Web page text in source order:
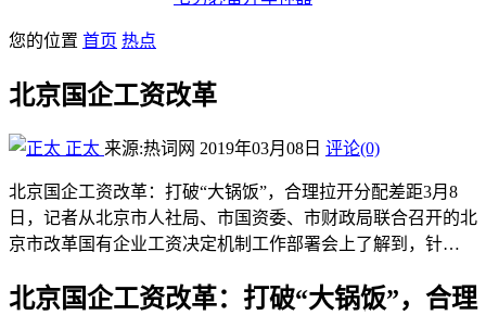
您的位置 首页 热点
北京国企工资改革
正太 来源:热词网 2019年03月08日 评论(0)
北京国企工资改革：打破“大锅饭”，合理拉开分配差距3月8
日，记者从北京市人社局、市国资委、市财政局联合召开的北
京市改革国有企业工资决定机制工作部署会上了解到，针…
北京国企工资改革：打破“大锅饭”，合理